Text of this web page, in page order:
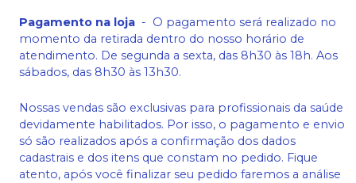
Pagamento na loja - O pagamento será realizado no
momento da retirada dentro do nosso horário de
atendimento. De segunda a sexta, das 8h30 às 18h. Aos
sábados, das 8h30 às 13h30.
Nossas vendas são exclusivas para profissionais da saúde
devidamente habilitados. Por isso, o pagamento e envio
só são realizados após a confirmação dos dados
cadastrais e dos itens que constam no pedido. Fique
atento, após você finalizar seu pedido faremos a análise